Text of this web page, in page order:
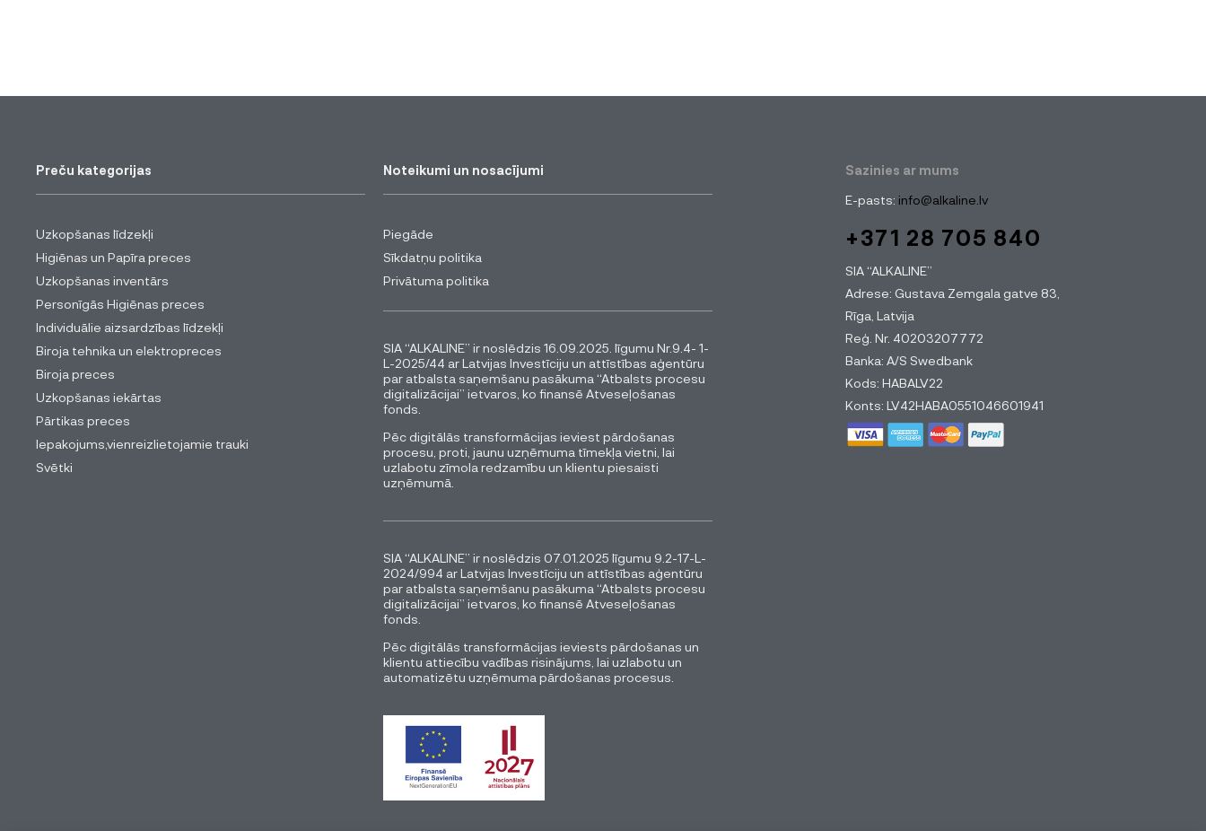
Preču kategorijas
Uzkopšanas līdzekļi
Higiēnas un Papīra preces
Uzkopšanas inventārs
Personīgās Higiēnas preces
Individuālie aizsardzības līdzekļi
Biroja tehnika un elektropreces
Biroja preces
Uzkopšanas iekārtas
Pārtikas preces
Iepakojums,vienreizlietojamie trauki
Svētki
Noteikumi un nosacījumi
Piegāde
Sīkdatņu politika
Privātuma politika
SIA “ALKALINE” ir noslēdzis 16.09.2025. līgumu Nr.9.4- 1-
L-2025/44 ar Latvijas Investīciju un attīstības aģentūru
par atbalsta saņemšanu pasākuma “Atbalsts procesu
digitalizācijai” ietvaros, ko finansē Atveseļošanas
fonds.
Pēc digitālās transformācijas ieviest pārdošanas
procesu, proti, jaunu uzņēmuma tīmekļa vietni, lai
uzlabotu zīmola redzamību un klientu piesaisti
uzņēmumā.
SIA “ALKALINE” ir noslēdzis 07.01.2025 līgumu 9.2-17-L-
2024/994 ar Latvijas Investīciju un attīstības aģentūru
par atbalsta saņemšanu pasākuma “Atbalsts procesu
digitalizācijai” ietvaros, ko finansē Atveseļošanas
fonds.
Pēc digitālās transformācijas ieviests pārdošanas un
klientu attiecību vadības risinājums, lai uzlabotu un
automatizētu uzņēmuma pārdošanas procesus.
Sazinies ar mums
E-pasts: info@alkaline.lv
+371 28 705 840
SIA “ALKALINE”
Adrese: Gustava Zemgala gatve 83,
Rīga, Latvija
Reģ. Nr. 40203207772
Banka: A/S Swedbank
Kods: HABALV22
Konts: LV42HABA0551046601941